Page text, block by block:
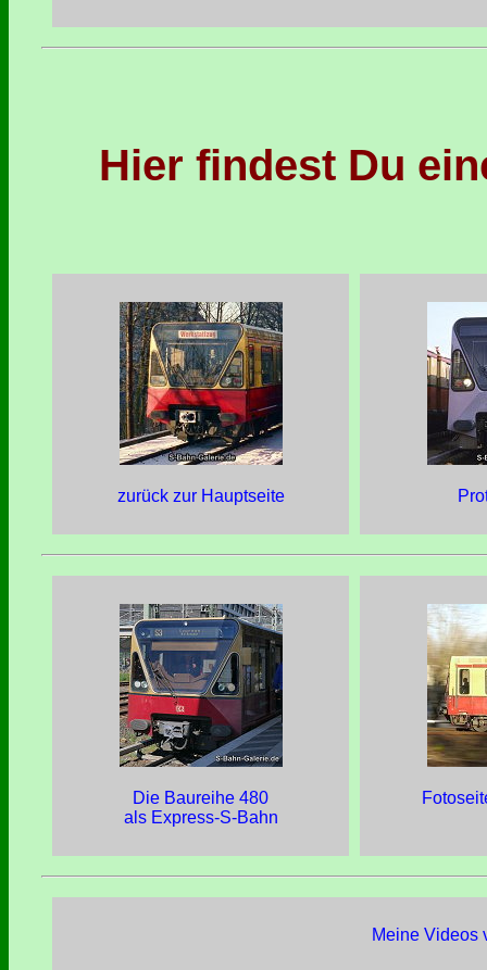
Hier findest Du
zurück zur Hauptseite
Die Baureihe 480
als Express-S-Bahn
Meine Videos